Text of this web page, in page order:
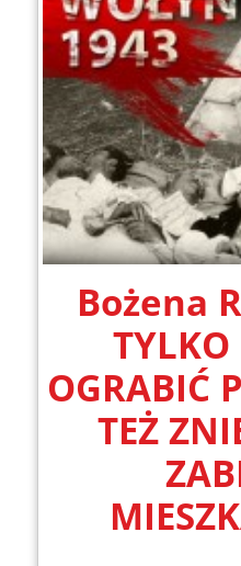
Bożena
TYLKO
OGRABIĆ
TEŻ